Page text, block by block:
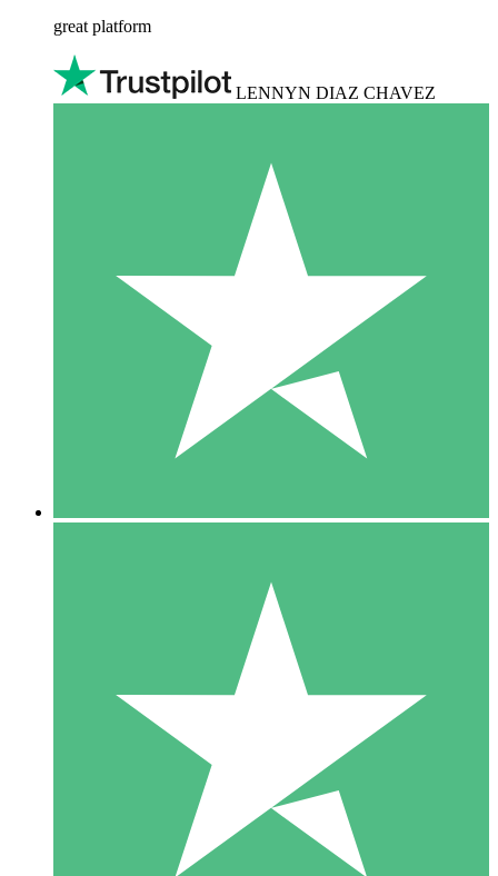
great platform
LENNYN DIAZ CHAVEZ